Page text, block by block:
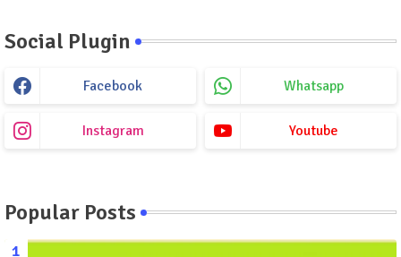
Social Plugin
Facebook Whatsapp
Instagram Youtube
Popular Posts